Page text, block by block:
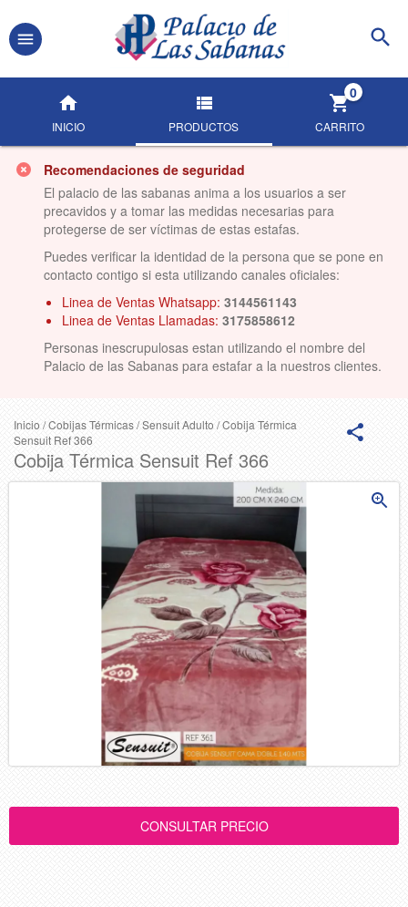
INICIO PRODUCTOS CARRITO
0
Recomendaciones de seguridad
El palacio de las sabanas anima a los usuarios a ser
precavidos y a tomar las medidas necesarias para
protegerse de ser víctimas de estas estafas.
Puedes verificar la identidad de la persona que se pone en
contacto contigo si esta utilizando canales oficiales:
Linea de Ventas Whatsapp: 3144561143
Linea de Ventas Llamadas: 3175858612
Personas inescrupulosas estan utilizando el nombre del
Palacio de las Sabanas para estafar a la nuestros clientes.
Inicio /Cobijas Térmicas/Sensuit Adulto /Cobija Térmica
Sensuit Ref 366
Cobija Térmica Sensuit Ref 366